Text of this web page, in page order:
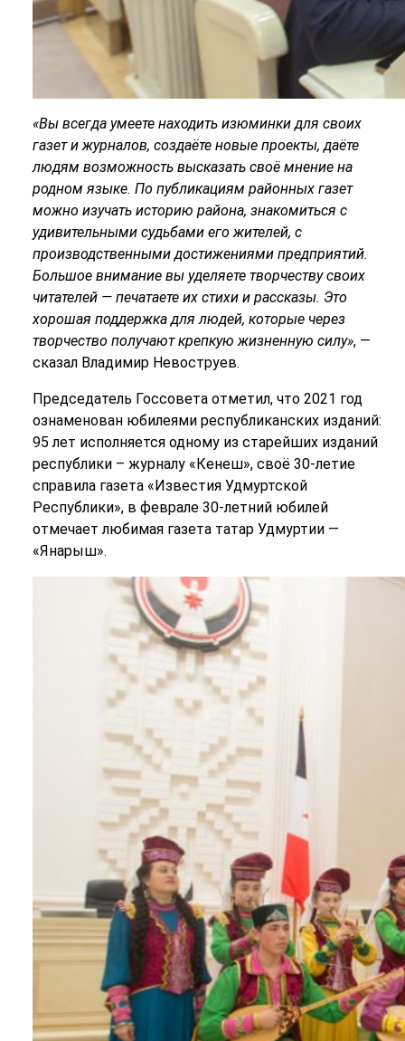
«Вы всегда умеете находить изюминки для своих
газет и журналов, создаёте новые проекты, даёте
людям возможность высказать своё мнение на
родном языке. По публикациям районных газет
можно изучать историю района, знакомиться с
удивительными судьбами его жителей, с
производственными достижениями предприятий.
Большое внимание вы уделяете творчеству своих
читателей — печатаете их стихи и рассказы. Это
хорошая поддержка для людей, которые через
творчество получают крепкую жизненную силу», —
сказал Владимир Невоструев.
Председатель Госсовета отметил, что 2021 год
ознаменован юбилеями республиканских изданий:
95 лет исполняется одному из старейших изданий
республики – журналу «Кенеш», своё 30-летие
справила газета «Известия Удмуртской
Республики», в феврале 30-летний юбилей
отмечает любимая газета татар Удмуртии —
«Янарыш».